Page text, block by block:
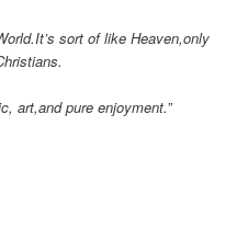
sort of like Heaven,only
art,and pure enjoyment.”